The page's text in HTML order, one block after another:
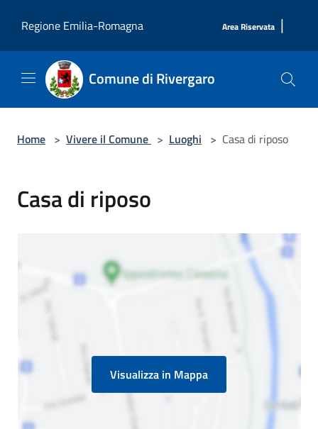
Regione Emilia-Romagna
Area Riservata |
Comune di Rivergaro
Home > Vivere il Comune > Luoghi > Casa di riposo
Casa di riposo
Visualizza in Mappa